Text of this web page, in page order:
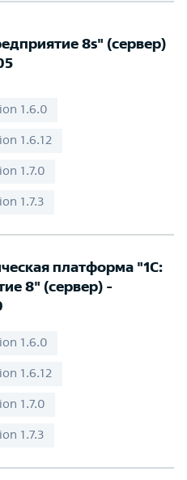
8s" (сервер)
1.6.0
1.6.12
1.7.0
1.7.3
платформа "1С:
8" (сервер) -
1.6.0
1.6.12
1.7.0
1.7.3